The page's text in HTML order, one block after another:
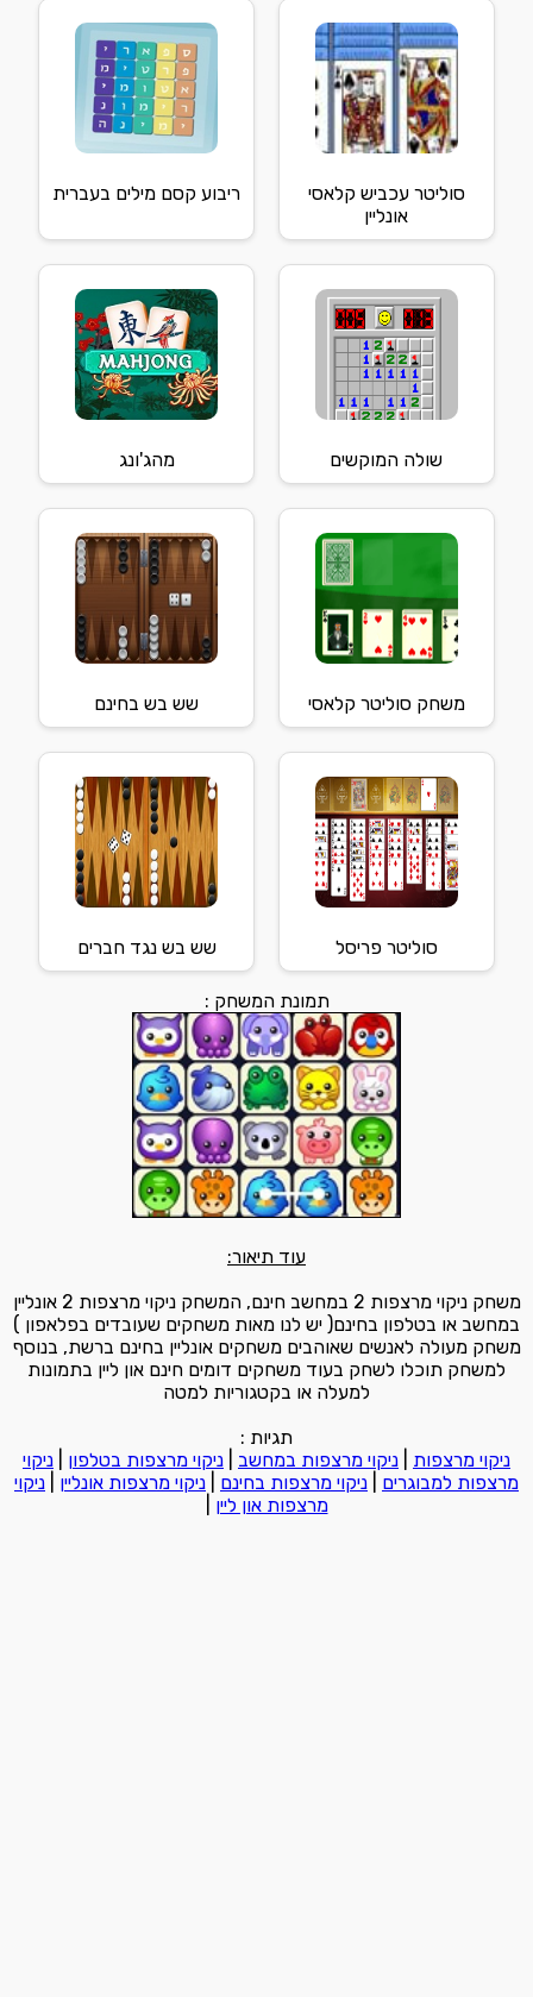
סוליטר עכביש קלאסי
אונליין
ריבוע קסם מילים בעברית
שולה המוקשים מהג'ונג
משחק סוליטר קלאסי שש בש בחינם
סוליטר פריסל שש בש נגד חברים
תמונת המשחק :
עוד תיאור:
משחק ניקוי מרצפות 2 במחשב חינם, המשחק ניקוי מרצפות 2 אונליין
במחשב או בטלפון בחינם( יש לנו מאות משחקים שעובדים בפלאפון )
משחק מעולה לאנשים שאוהבים משחקים אונליין בחינם ברשת, בנוסף
למשחק תוכלו לשחק בעוד משחקים דומים חינם און ליין בתמונות
למעלה או בקטגוריות למטה
תגיות :
ניקוי מרצפות
ניקוי מרצפות במחשב ניקוי מרצפות בטלפון
ניקוי
מרצפות למבוגרים
ניקוי מרצפות בחינם ניקוי מרצפות אונליין
ניקוי
מרצפות און ליין